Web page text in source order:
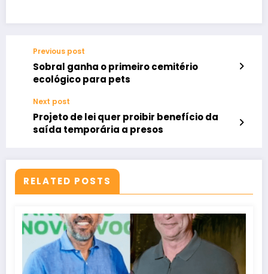
Previous post
Sobral ganha o primeiro cemitério
ecológico para pets
Next post
Projeto de lei quer proibir benefício da
saída temporária a presos
RELATED POSTS